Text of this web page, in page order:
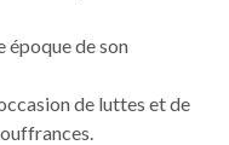
époque de son
de luttes et de